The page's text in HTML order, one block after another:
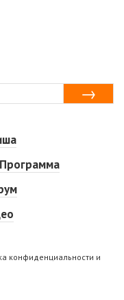
конфиденциальности и